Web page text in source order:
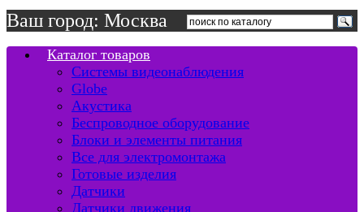
Ваш город: Москва
Каталог товаров
Системы видеонаблюдения
Globe
Акустика
Беспроводное оборудование
Блоки и элементы питания
Все для электромонтажа
Готовые изделия
Датчики
Датчики движения